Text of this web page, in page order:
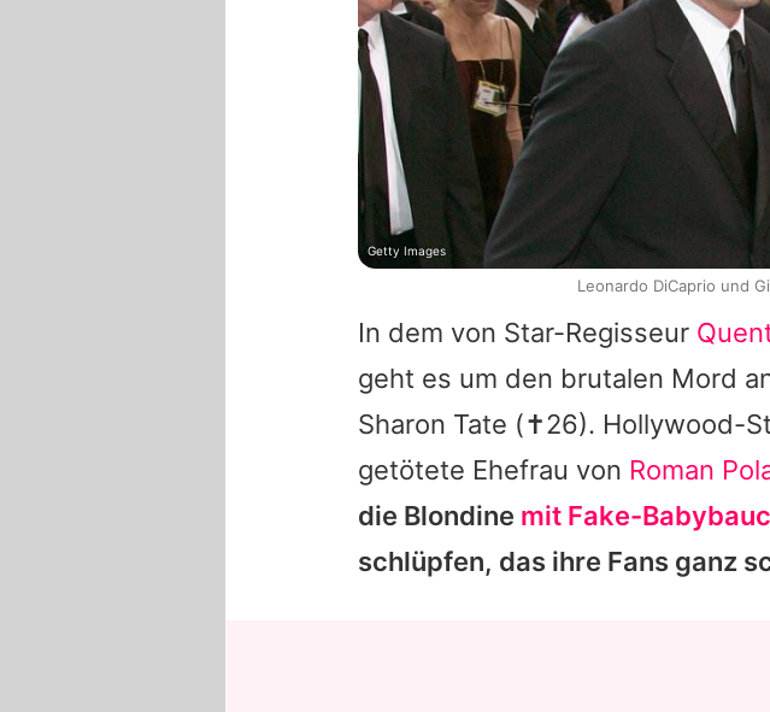
In dem von Star-Regisseur
geht es um den brutalen Mord
Sharon Tate (✝26). Hollywood-
getötete Ehefrau von Roman
die Blondine mit Fake-
schlüpfen, das ihre Fans ganz
Getty Images
Leonardo DiCaprio und